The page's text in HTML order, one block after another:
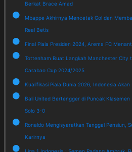
Berkat Brace Amad
Mbappe Akhirnya Mencetak Gol dan
Real Betis
Final Piala Presiden 2024, Arema FC
Tottenham Buat Langkah Manchester City
Carabao Cup 2024/2025
Kualifikasi Piala Dunia 2026, Indonesia Akan
Bali United Bertengger di Puncak Klasemen
Solo 3-0
Ronaldo Mengisyaratkan Tanggal Pensiun,
Karirnya